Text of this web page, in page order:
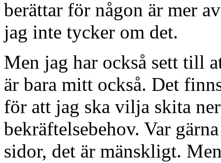
berättar för någon är mer
jag inte tycker om det.
Men jag har också sett till
är bara mitt också. Det
för att jag ska vilja skita
bekräftelsebehov. Var
sidor, det är mänskligt.